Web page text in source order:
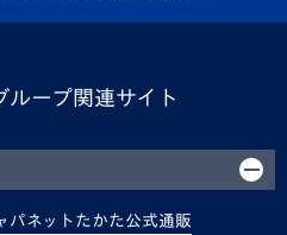
ループ関連サイト
パネットたかた公式通販